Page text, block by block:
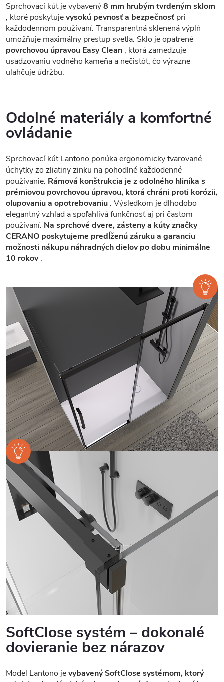
Sprchovací kút je vybavený8 mm hrubým tvrdeným sklom
, ktoré poskytujevysokú pevnosť a bezpečnosť pri
každodennom používaní. Transparentná sklenená výplň
umožňuje maximálny prestup svetla. Sklo je opatrené
povrchovou úpravou Easy Clean , ktorá zamedzuje
usadzovaniu vodného kameňa a nečistôt, čo výrazne
uľahčuje údržbu.
Odolné materiály a komfortné
ovládanie
Sprchovací kút Lantono ponúka ergonomicky tvarované
úchytky zo zliatiny zinku na pohodlné každodenné
používanie. Rámová konštrukcia je z odolného hliníka s
prémiovou povrchovou úpravou, ktorá chráni proti korózii,
olupovaniu a opotrebovaniu . Výsledkom je dlhodobo
elegantný vzhľad a spoľahlivá funkčnosť aj pri častom
používaní. Na sprchové dvere, zásteny a kúty značky
CERANO poskytujeme predĺženú záruku a garanciu
možnosti nákupu náhradných dielov po dobu minimálne
10 rokov.
SoftClose systém – dokonalé
dovieranie bez nárazov
Model Lantono jevybavený SoftClose systémom, ktorý